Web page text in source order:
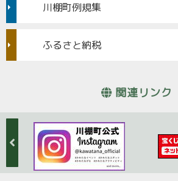
川棚町例規集
ふるさと納税
関連リンク